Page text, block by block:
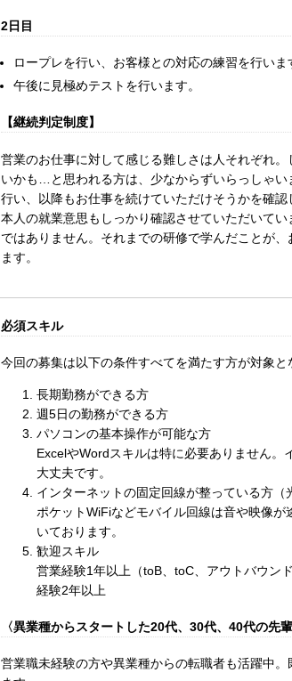
2日目
ロープレを行い、お客様との対応の練習を行いま
午後に見極めテストを行います。
【継続判定制度】
営業のお仕事に対して感じる難しさは人それぞれ
いかも…と思われる方は、少なからずいらっしゃ
行い、以降もお仕事を続けていただけそうかを確
本人の就業意思もしっかり確認させていただいて
ではありません。それまでの研修で学んだことが
ます。
必須スキル
今回の募集は以下の条件すべてを満たす方が対象と
長期勤務ができる方
週5日の勤務ができる方
パソコンの基本操作が可能な方
ExcelやWordスキルは特に必要ありません
大丈夫です。
インターネットの固定回線が整っている方（
ポケットWiFiなどモバイル回線は音や映像
いております。
歓迎スキル
営業経験1年以上（toB、toC、アウトバウン
経験2年以上
〈異業種からスタートした20代、30代、40代の先
営業職未経験の方や異業種からの転職者も活躍中